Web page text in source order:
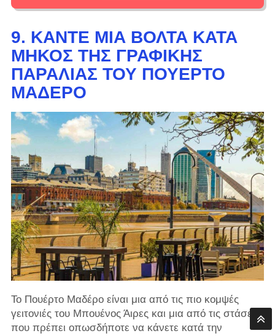
9. ΚΆΝΤΕ ΜΙΑ ΒΌΛΤΑ ΚΑΤΆ
ΜΉΚΟΣ ΤΗΣ ΓΡΑΦΙΚΉΣ
ΠΑΡΑΛΊΑΣ ΤΟΥ ΠΟΥΈΡΤΟ
ΜΑΔΈΡΟ
Το Πουέρτο Μαδέρο είναι μια από τις πιο κομψές
γειτονιές του Μπουένος Άιρες και μια από τις στάσεις
που πρέπει οπωσδήποτε να κάνετε κατά την